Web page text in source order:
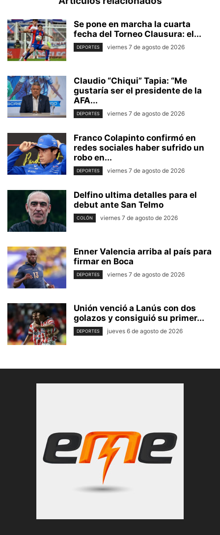
Se pone en marcha la cuarta
fecha del Torneo Clausura: el...
DEPORTES viernes 7 de agosto de 2026
Claudio “Chiqui” Tapia: “Me
gustaría ser el presidente de la
AFA...
DEPORTES viernes 7 de agosto de 2026
Franco Colapinto confirmó en
redes sociales haber sufrido un
robo en...
DEPORTES viernes 7 de agosto de 2026
Delfino ultima detalles para el
debut ante San Telmo
COLÓN viernes 7 de agosto de 2026
Enner Valencia arriba al país para
firmar en Boca
DEPORTES viernes 7 de agosto de 2026
Unión venció a Lanús con dos
golazos y consiguió su primer...
DEPORTES jueves 6 de agosto de 2026